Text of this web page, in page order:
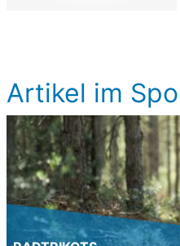
Artikel im